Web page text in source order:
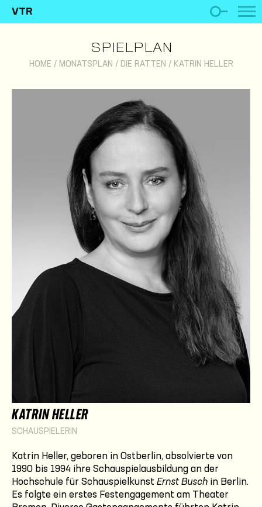
VTR
SPIELPLAN
HOME / MONATSPLAN / DIE RATTEN / KATRIN HELLER
KATRIN HELLER
SCHAUSPIELERIN
Katrin Heller, geboren in Ostberlin, absolvierte von
1990 bis 1994 ihre Schauspielausbildung an der
Hochschule für Schauspielkunst Ernst Busch in Berlin.
Es folgte ein erstes Festengagement am Theater